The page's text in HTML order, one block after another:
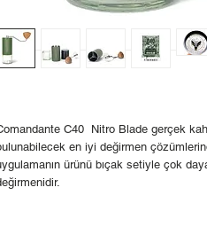
C40 Nitro Blade gerçek
en iyi değirmen
ürünü bıçak setiyle çok